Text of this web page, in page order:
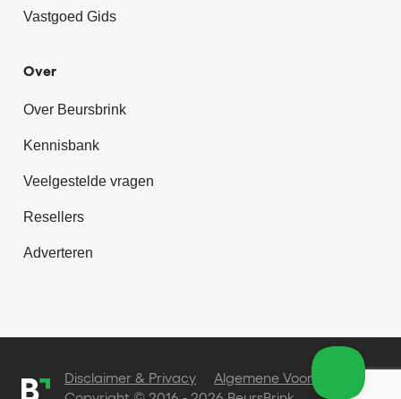
Vastgoed Gids
Over
Over Beursbrink
Kennisbank
Veelgestelde vragen
Resellers
Adverteren
Disclaimer & Privacy Algemene Voorwaarden